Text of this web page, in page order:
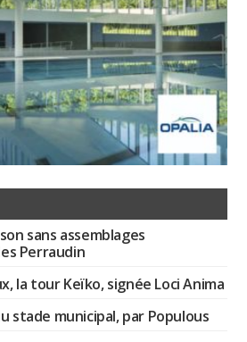
sans assemblages
Perraudin
la tour Keïko, signée Loci Anima
stade municipal, par Populous